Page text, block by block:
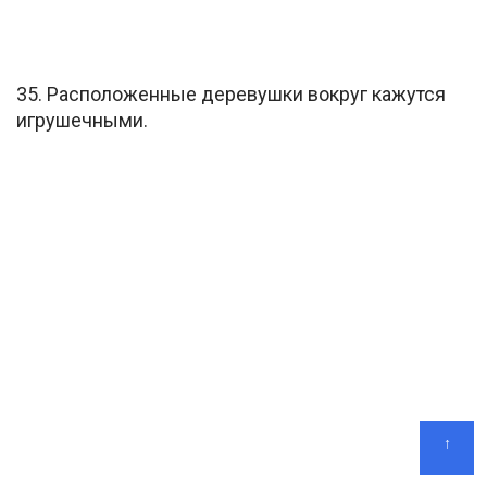
35. Расположенные деревушки вокруг кажутся
игрушечными.
↑